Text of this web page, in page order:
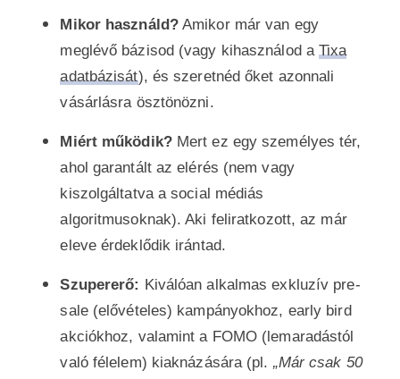
Mikor használd?Amikor már van egy
meglévő bázisod (vagy kihasználod aTixa
adatbázisát), és szeretnéd őket azonnali
vásárlásra ösztönözni.
Miért működik?Mert ez egy személyes tér,
ahol garantált az elérés (nem vagy
kiszolgáltatva a social médiás
algoritmusoknak). Aki feliratkozott, az már
eleve érdeklődik irántad.
Szupererő: Kiválóan alkalmas exkluzív pre-
sale (elővételes) kampányokhoz, early bird
akciókhoz, valamint a FOMO (lemaradástól
való félelem) kiaknázására (pl. „Már csak 50